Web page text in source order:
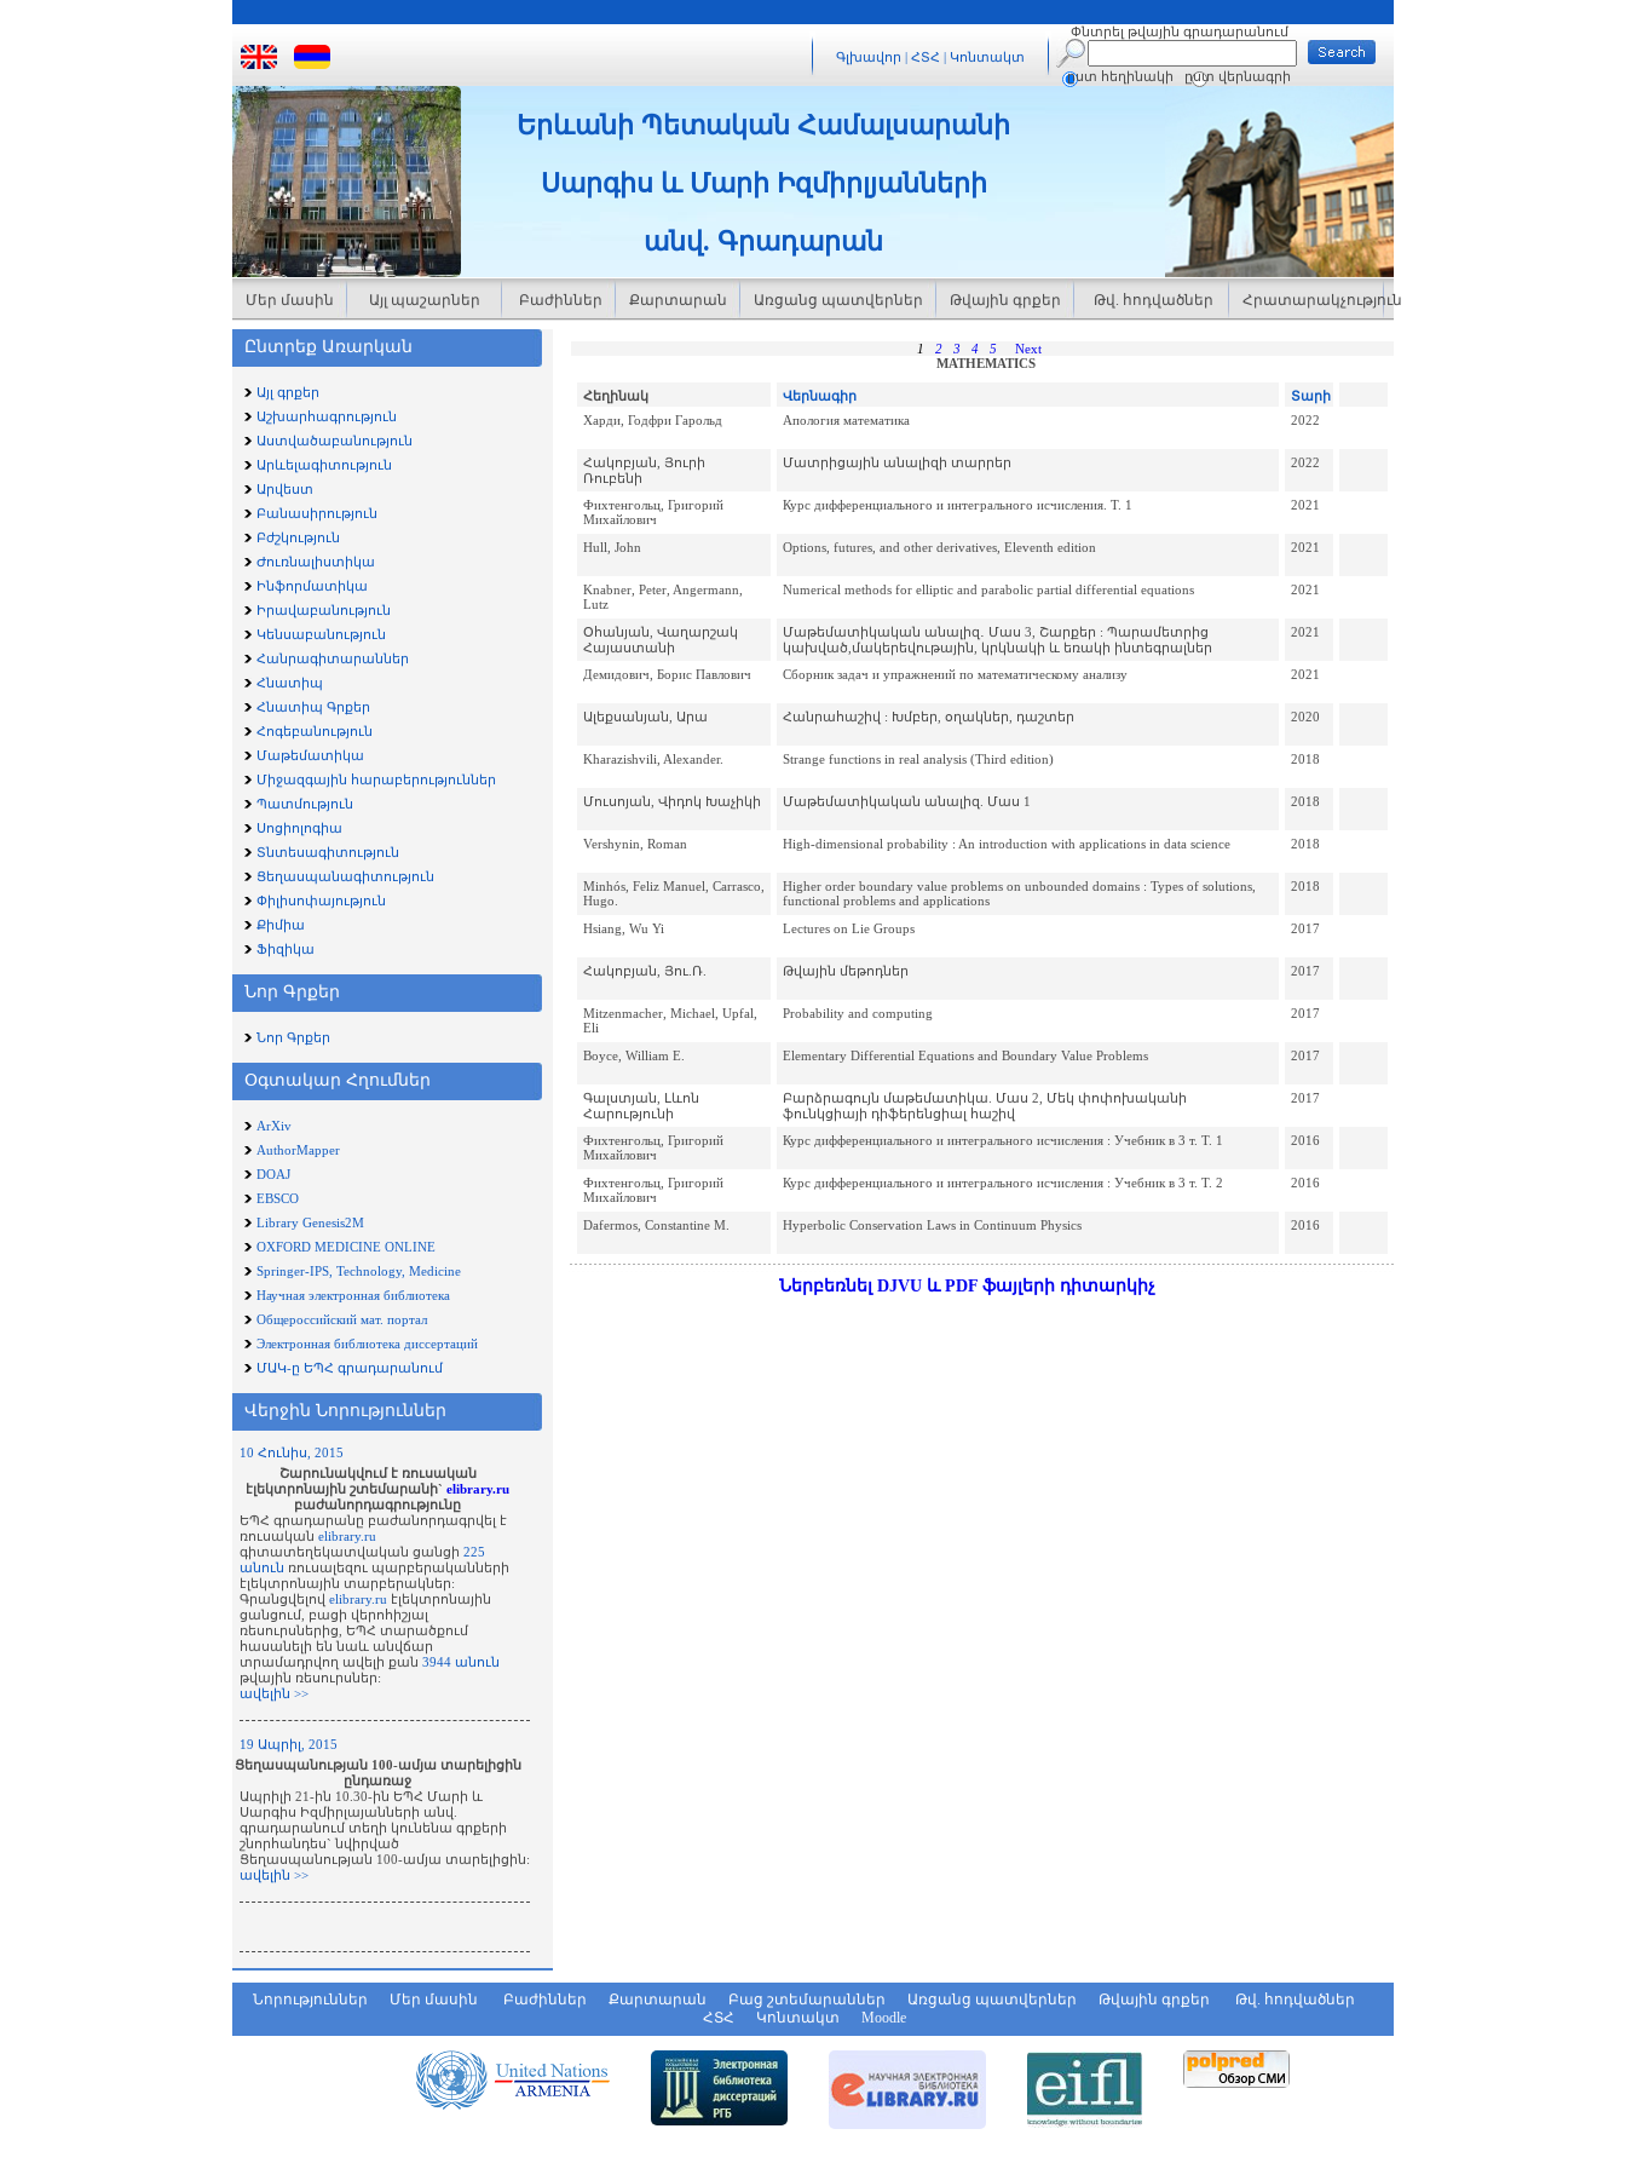
Փնտրել թվային գրադարանում
Գլխավոր | ՀՏՀ | Կոնտակտ
ըստ հեղինակի
ըստ վերնագրի
Երևանի Պետական Համալսարանի
Սարգիս և Մարի Իզմիրլյանների
անվ. Գրադարան
Մեր մասին Այլ պաշարներ Բաժիններ Քարտարան Առցանց պատվերներ Թվային գրքեր Թվ. հոդվածներ Հրատարակչություն
Ընտրեք Առարկան
Այլ գրքեր
Աշխարհագրություն
Աստվածաբանություն
Արևելագիտություն
Արվեստ
Բանասիրություն
Բժշկություն
Ժուռնալիստիկա
Ինֆորմատիկա
Իրավաբանություն
Կենսաբանություն
Հանրագիտարաններ
Հնատիպ
Հնատիպ Գրքեր
Հոգեբանություն
Մաթեմատիկա
Միջազգային հարաբերություններ
Պատմություն
Սոցիոլոգիա
Տնտեսագիտություն
Ցեղասպանագիտություն
Փիլիսոփայություն
Քիմիա
Ֆիզիկա
Նոր Գրքեր
Նոր Գրքեր
Օգտակար Հղումներ
ArXiv
AuthorMapper
DOAJ
EBSCO
Library Genesis2M
OXFORD MEDICINE ONLINE
Springer-IPS, Technology, Medicine
Научная электронная библиотека
Общероссийский мат. портал
Электронная библиотека диссертаций
ՄԱԿ-ը ԵՊՀ գրադարանում
Վերջին Նորություններ
10 Հունիս, 2015
Շարունակվում է ռուսական
էլեկտրոնային շտեմարանի` elibrary.ru
բաժանորդագրությունը
ԵՊՀ գրադարանը բաժանորդագրվել է
ռուսական elibrary.ru
գիտատեղեկատվական ցանցի 225
անուն ռուսալեզու պարբերականների
էլեկտրոնային տարբերակներ:
Գրանցվելով elibrary.ru էլեկտրոնային
ցանցում, բացի վերոհիշյալ
ռեսուրսներից, ԵՊՀ տարածքում
հասանելի են նաև անվճար
տրամադրվող ավելի քան 3944 անուն
թվային ռեսուրսներ:
ավելին >>
19 Ապրիլ, 2015
Ցեղասպանության 100-ամյա տարելիցին
ընդառաջ
Ապրիլի 21-ին 10.30-ին ԵՊՀ Մարի և
Սարգիս Իզմիրլայանների անվ.
գրադարանում տեղի կունենա գրքերի
շնորհանդես` նվիրված
Ցեղասպանության 100-ամյա տարելիցին:
ավելին >>
1 2 3 4 5
Next
MATHEMATICS
Հեղինակ Վերնագիր
Տարի
Харди, Годфри Гарольд
Апология математика 2022
Հակոբյան, Յուրի
Ռուբենի
Մատրիցային անալիզի տարրեր 2022
Фихтенгольц, Григорий
Михайлович
Курс дифференциального и интегрального исчисления. Т. 1 2021
Hull, John Options, futures, and other derivatives, Eleventh edition 2021
Knabner, Peter, Angermann,
Lutz
Numerical methods for elliptic and parabolic partial differential equations 2021
Օհանյան, Վաղարշակ
Հայաստանի
Մաթեմատիկական անալիզ․ Մաս 3, Շարքեր : Պարամետրից
կախված,մակերեվութային, կրկնակի և եռակի ինտեգրալներ
2021
Демидович, Борис Павлович Сборник задач и упражнений по математическому анализу 2021
Ալեքսանյան, Արա Հանրահաշիվ : Խմբեր, օղակներ, դաշտեր 2020
Kharazishvili, Alexander. Strange functions in real analysis (Third edition) 2018
Մուսոյան, Վիդոկ Խաչիկի Մաթեմատիկական անալիզ. Մաս 1 2018
Vershynin, Roman High-dimensional probability : An introduction with applications in data science 2018
Minhós, Feliz Manuel, Carrasco,
Hugo.
Higher order boundary value problems on unbounded domains : Types of solutions,
functional problems and applications
2018
Hsiang, Wu Yi Lectures on Lie Groups 2017
Հակոբյան, Յու.Ռ. Թվային մեթոդներ 2017
Mitzenmacher, Michael, Upfal,
Eli
Probability and computing 2017
Boyce, William E. Elementary Differential Equations and Boundary Value Problems 2017
Գալստյան, Լևոն
Հարությունի
Բարձրագույն մաթեմատիկա. Մաս 2, Մեկ փոփոխականի
ֆունկցիայի դիֆերենցիալ հաշիվ
2017
Фихтенгольц, Григорий
Михайлович
Курс дифференциального и интегрального исчисления : Учебник в 3 т. Т. 1 2016
Фихтенгольц, Григорий
Михайлович
Курс дифференциального и интегрального исчисления : Учебник в 3 т. Т. 2 2016
Dafermos, Constantine M. Hyperbolic Conservation Laws in Continuum Physics 2016
Ներբեռնել DJVU և PDF ֆայլերի դիտարկիչ
Նորություններ Մեր մասին Բաժիններ Քարտարան Բաց շտեմարաններ Առցանց պատվերներ Թվային գրքեր
Թվ. հոդվածներ
ՀՏՀ
Կոնտակտ Moodle